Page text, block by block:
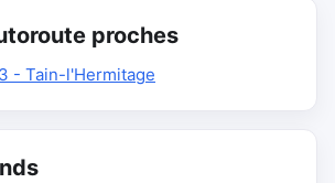
proches
- Tain-l'Hermitage